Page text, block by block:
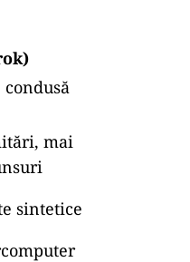
mai
sintetice